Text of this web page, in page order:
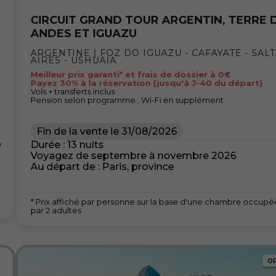
CIRCUIT GRAND TOUR ARGENTIN, TERRE
ANDES ET IGUAZU
ARGENTINE | FOZ DO IGUAZU - CAFAYATE -
AIRES - USHUAIA
Meilleur prix garanti* et frais de dossier à 0€
Payez 30% à la réservation (jusqu'à J-40 du départ)
Vols + transferts inclus
Pension selon programme ; Wi-Fi en supplément
Fin de la vente le 31/08/2026
Durée : 13 nuits
Voyagez de septembre à novembre 2026
Au départ de : Paris, province
* Prix affiché par personne sur la base d'une chambre
par 2 adultes